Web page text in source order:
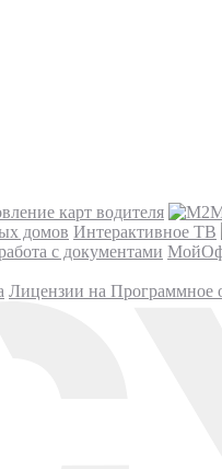
карт водителя
домов Интерактивное ТВ
с документами
Лицензии на Программное